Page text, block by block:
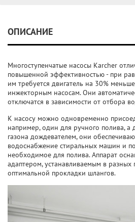
ОПИСАНИЕ
Многоступенчатые насосы Karcher
повышенной эффективностью - при
им требуется двигатель на 30%
инжекторным насосам. Они
отключатся в зависимости от отбора
К насосу можно одновременно
например, один для ручного полива, а
газона дождевателем, они
водоснабжение стиральных машин и
необходимое для полива. Аппарат
адаптером, устанавливаемым в разных
оптимальной прокладки шлангов.